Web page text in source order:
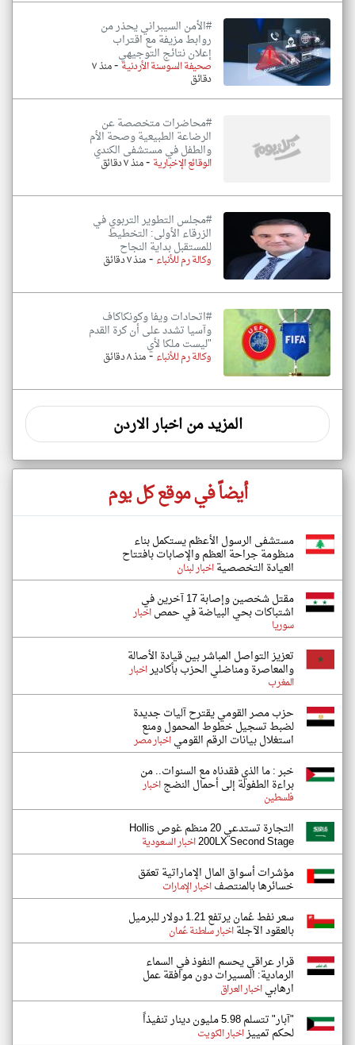
#الأمن السيبراني يحذر من
روابط مزيفة مع اقتراب
إعلان نتائج التوجيهي
صحيفة السوسنة الأردنية- منذ ٧
دقائق
#محاضرات متخصصة عن
الرضاعة الطبيعية وصحة الأم
والطفل في مستشفى الكندي
الوقائع الإخبارية -منذ ٧ دقائق
#مجلس التطوير التربوي في
الزرقاء الأولى: التخطيط
للمستقبل بداية النجاح
وكالة رم للأنباء-منذ ٧ دقائق
#اتحادات ويفا وكونكاكاف
وآسيا تشدد على أن كرة القدم
"ليست ملكا لأي
وكالة رم للأنباء-منذ ٨ دقائق
المزيد من اخبار الاردن
أيضاً في موقع كل يوم
مستشفى الرسول الأعظم يستكمل بناء
منظومة جراحة العظم والإصابات بافتتاح
العيادة التخصصيةاخبار لبنان
مقتل شخصين وإصابة 17 آخرين في
اشتباكات بحي البياضة في حمصاخبار
سوريا
تعزيز التواصل المباشر بين قيادة الأصالة
والمعاصرة ومناضلي الحزب بأكاديراخبار
المغرب
حزب مصر القومي يقترح آليات جديدة
لضبط تسجيل خطوط المحمول ومنع
استغلال بيانات الرقم القومياخبار مصر
خبر : ما الذي فقدناه مع السنوات.. من
براءة الطفولة إلى أحمال النضجاخبار
فلسطين
التجارة تستدعي 20 منظم غوص Hollis
200LX Second Stageاخبار السعودية
مؤشرات أسواق المال الإماراتية تعمّق
خسائرها بالمنتصفاخبار الإمارات
سعر نفط عُمان يرتفع 1.21 دولار للبرميل
بالعقود الآجلةاخبار سلطنة عُمان
قرار عراقي يحسم النفوذ في السماء
الرمادية: المسيرات دون موافقة عمل
ارهابياخبار العراق
"آبار" تتسلم 5.98 مليون دينار تنفيذاً
لحكم تمييزاخبار الكويت